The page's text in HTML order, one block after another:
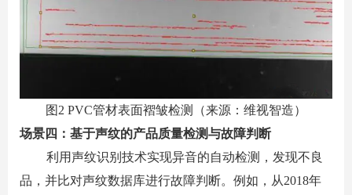
图 2 PVC管材表面褶皱检测（来源：维视智造）
场景四：基于声纹的产品质量检测与故障判断
利用声纹识别技术实现异音的自动检测，发现不良
品，并比对声纹数据库进行故障判断。例如，从2018年